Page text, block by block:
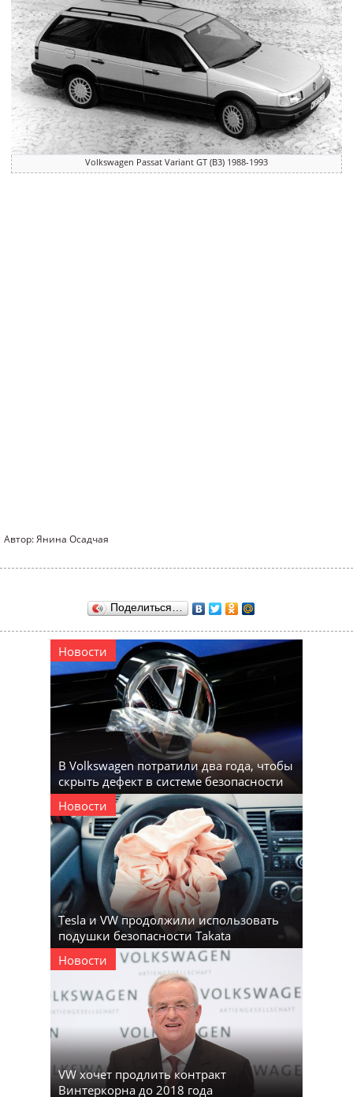
Volkswagen Passat Variant GT (B3) 1988-1993
Автор: Янина Осадчая
Поделиться…
Новости
В Volkswagen потратили два года, чтобы
скрыть дефект в системе безопасности
Новости
Tesla и VW продолжили использовать
подушки безопасности Takata
Новости
VW хочет продлить контракт
Винтеркорна до 2018 года